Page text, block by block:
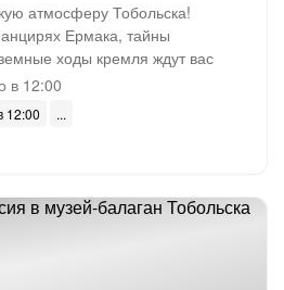
атмосферу Тобольска!
Ермака, тайны
ходы кремля ждут вас
в 12:00
12:00